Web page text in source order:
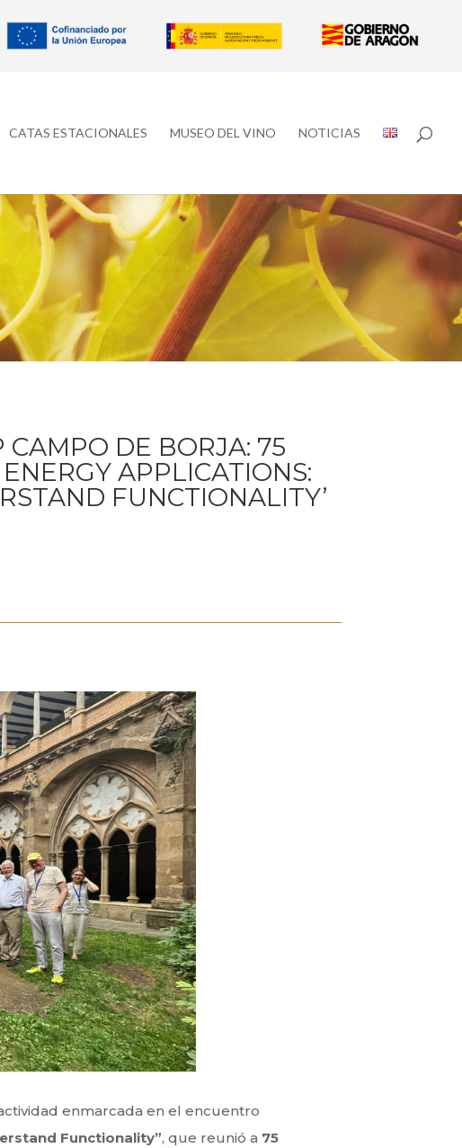
CATAS ESTACIONALES MUSEO DEL VINO NOTICIAS
DE BORJA: 75
APPLICATIONS:
FUNCTIONALITY’
enmarcada en el encuentro
Functionality”, que reunió a 75